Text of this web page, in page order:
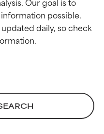
possible.
daily, so check
de
con
la piel. Su
de
con
la piel. Su